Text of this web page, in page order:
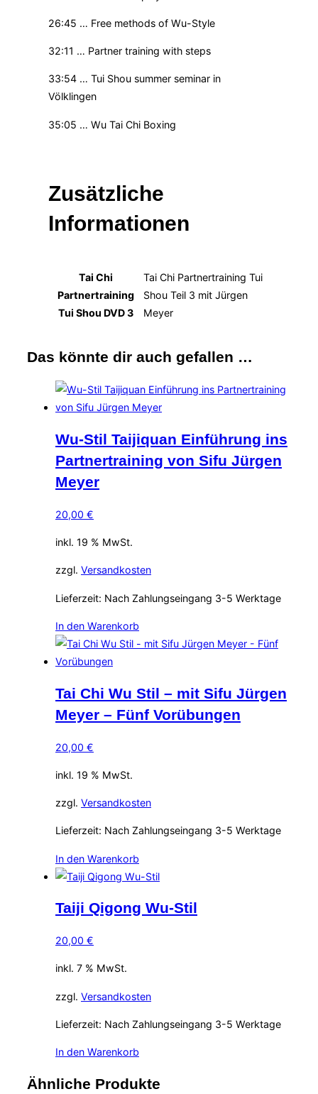
26:45 … Free methods of Wu-Style
32:11 … Partner training with steps
33:54 … Tui Shou summer seminar in
Völklingen
35:05 … Wu Tai Chi Boxing
Zusätzliche
Informationen
Tai Chi
Partnertraining
Tui Shou DVD 3
Tai Chi Partnertraining Tui
Shou Teil 3 mit Jürgen
Meyer
Das könnte dir auch gefallen …
Wu-Stil Taijiquan Einführung ins
Partnertraining von Sifu Jürgen
Meyer
20,00 €
inkl. 19 % MwSt.
zzgl. Versandkosten
Lieferzeit: Nach Zahlungseingang 3-5 Werktage
In den Warenkorb
Tai Chi Wu Stil – mit Sifu Jürgen
Meyer – Fünf Vorübungen
20,00 €
inkl. 19 % MwSt.
zzgl. Versandkosten
Lieferzeit: Nach Zahlungseingang 3-5 Werktage
In den Warenkorb
Taiji Qigong Wu-Stil
20,00 €
inkl. 7 % MwSt.
zzgl. Versandkosten
Lieferzeit: Nach Zahlungseingang 3-5 Werktage
In den Warenkorb
Ähnliche Produkte